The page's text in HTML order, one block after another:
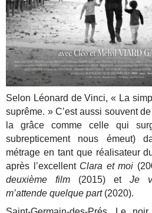
Selon Léonard de Vinci, « La
suprême. » C’est aussi souvent
la grâce comme celle qui
subrepticement nous émeut)
métrage en tant que réalisateur
après l’excellent Clara et moi
deuxième film (2015) et Je
m’attende quelque part(2020).